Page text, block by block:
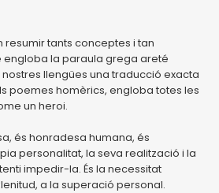
tants conceptes i tan
engloba la paraula grega areté
nostres llengües una traducció exacta
poemes homèrics, engloba totes les
un heroi.
és honradesa humana, és
personalitat, la seva realització i la
impedir-la. És la necessitat
a la superació personal.